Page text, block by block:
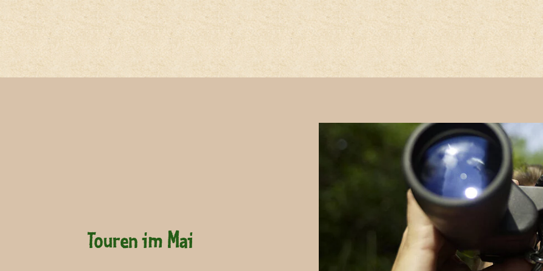
Hauptregion der Seite
Touren im Mai